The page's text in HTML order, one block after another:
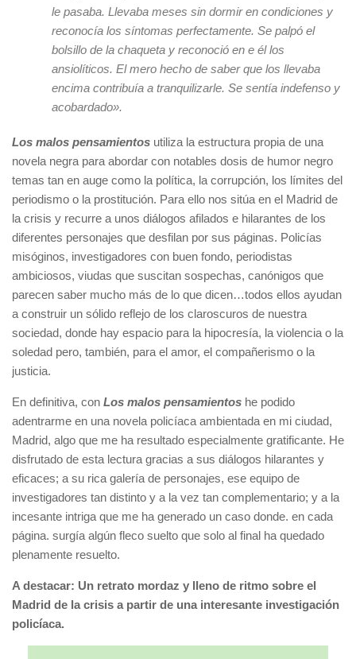
le pasaba. Llevaba meses sin dormir en condiciones y
reconocía los síntomas perfectamente. Se palpó el
bolsillo de la chaqueta y reconoció en e él los
ansiolíticos. El mero hecho de saber que los llevaba
encima contribuía a tranquilizarle. Se sentía indefenso y
acobardado».
Los malos pensamientos utiliza la estructura propia de una
novela negra para abordar con notables dosis de humor negro
temas tan en auge como la política, la corrupción, los límites del
periodismo o la prostitución. Para ello nos sitúa en el Madrid de
la crisis y recurre a unos diálogos afilados e hilarantes de los
diferentes personajes que desfilan por sus páginas. Policías
misóginos, investigadores con buen fondo, periodistas
ambiciosos, viudas que suscitan sospechas, canónigos que
parecen saber mucho más de lo que dicen…todos ellos ayudan
a construir un sólido reflejo de los claroscuros de nuestra
sociedad, donde hay espacio para la hipocresía, la violencia o la
soledad pero, también, para el amor, el compañerismo o la
justicia.
En definitiva, con Los malos pensamientos he podido
adentrarme en una novela policíaca ambientada en mi ciudad,
Madrid, algo que me ha resultado especialmente gratificante. He
disfrutado de esta lectura gracias a sus diálogos hilarantes y
eficaces; a su rica galería de personajes, ese equipo de
investigadores tan distinto y a la vez tan complementario; y a la
incesante intriga que me ha generado un caso donde. en cada
página. surgía algún fleco suelto que solo al final ha quedado
plenamente resuelto.
A destacar: Un retrato mordaz y lleno de ritmo sobre el
Madrid de la crisis a partir de una interesante investigación
policíaca.